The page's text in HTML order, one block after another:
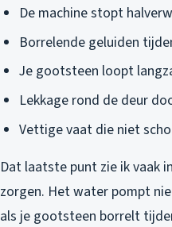
De machine stopt
Borrelende geluiden
Je gootsteen loopt
Lekkage rond de deur
Vettige vaat die niet
Dat laatste punt zie ik vaak
zorgen. Het water pompt
als je gootsteen borrelt